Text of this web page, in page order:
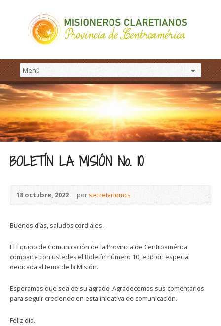
BOLETÍN LA MISIÓN No. 10
18 octubre, 2022 porsecretariomcs
Buenos días, saludos cordiales.
El Equipo de Comunicación de la Provincia de Centroamérica
comparte con ustedes el Boletín número 10, edición especial
dedicada al tema de la Misión.
Esperamos que sea de su agrado. Agradecemos sus comentarios
para seguir creciendo en esta iniciativa de comunicación.
Feliz día.